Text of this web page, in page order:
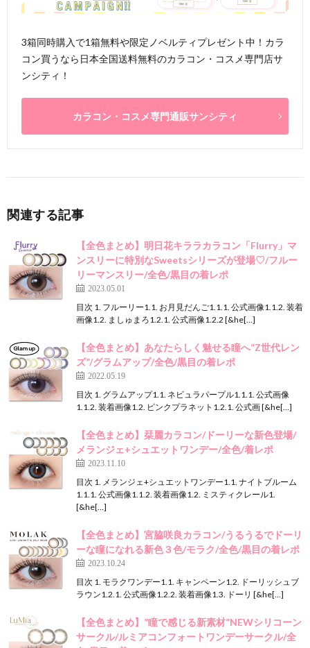
3箱同時購入で1箱無料や限定ノベルティプレゼント中！カラ
コン買うなら日本全国送料無料のカラコン・コスメ専門店サ
ンシティ！
カラコン・コスメ専門通販サンシティ
関連する記事
【全色まとめ】明日花キララカラコン「Flurry」マ
ンスリーに特別なSweetsシリーズが登場♡/フルー
リーマンスリー/全色/黒目の着レポ
2023.05.01
目次 1. フルーリー1.1. お月見だんご1.1.1. 公式画像1.1.2. 装着
画像1.2. ましゅまろ1.2.1. 公式画像1.2.2 [&he[…]
【全色まとめ】あなたらしく魅せる瞳へ”Z世代レン
ズ”/グラムアップ/全色/黒目の着レポ
2022.05.19
目次 1. グラムアップ1.1. ネビュラパープル1.1.1. 公式画像
1.1.2. 装着画像1.2. ピンクプラネット1.2.1. 公式画 [&he[…]
【全色まとめ】栞麗カラコン/ドーリーな新色登場/
メランジェ+シュエットワンデー/全色/着レポ
2023.11.10
目次 1. メランジェ+シュエットワンデー1.1. ナイトブルーム
1.1.1. 公式画像1.1.2. 装着画像1.2. ミスティクレール1.
[&he[…]
【全色まとめ】宮脇咲良カラコン/うるうるでドーリ
ーな瞳になれる新色３色/モラク/全色/黒目の着レポ
2023.10.24
目次 1. モラクワンデー1.1. キャンペーン⁡1.2. ドーリッシュブ
ラウン1.2.1. 公式画像1.2.2. 装着画像1.3. ドーリ [&he[…]
【全色まとめ】”瞳で感じる新素材”NEWシリコーン
サークル/ルミアコンフォートワンデーサークル/全